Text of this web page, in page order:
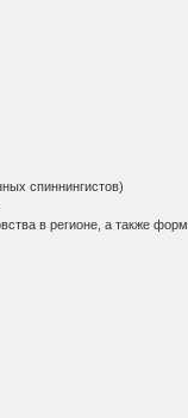
спиннингистов)
в регионе, а также